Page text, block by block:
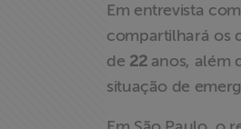
Proteção Legal
Em entrevista
compartilhará os
de 22 anos, além
situação de